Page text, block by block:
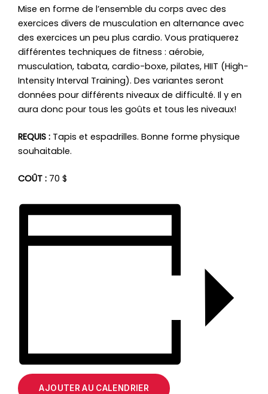
Mise en forme de l’ensemble du corps avec des
exercices divers de musculation en alternance avec
des exercices un peu plus cardio. Vous pratiquerez
différentes techniques de fitness : aérobie,
musculation, tabata, cardio-boxe, pilates, HIIT (High-
Intensity Interval Training). Des variantes seront
données pour différents niveaux de difficulté. Il y en
aura donc pour tous les goûts et tous les niveaux!
REQUIS : Tapis et espadrilles. Bonne forme physique
souhaitable.
COÛT : 70 $
AJOUTER AU CALENDRIER